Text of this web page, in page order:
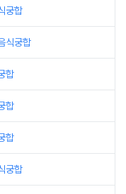
궁합
식궁합
합
합
합
궁합